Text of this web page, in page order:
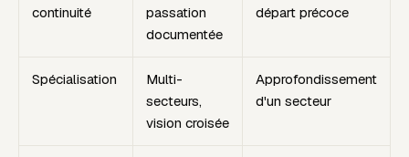
continuité
passation
documentée
départ précoce
Spécialisation
Multi-
secteurs,
vision croisée
Approfondissement
d'un secteur